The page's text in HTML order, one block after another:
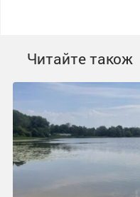
Читайте також